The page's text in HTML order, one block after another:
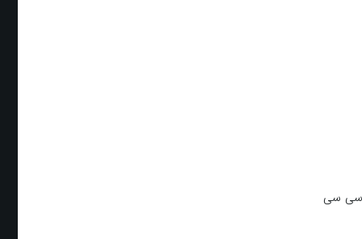
ظرفیت پرکردن مایعات بسته به ظرف آن متفاوت میباشد ولی با استفاده از دستگاه پركن مايعات این شرکت امکان پرکردن از ۰٫۱ سی سی